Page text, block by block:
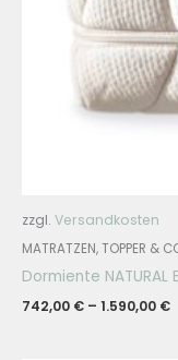
zzgl. Versandkosten
MATRATZEN, TOPPER &
Dormiente
742,00 € – 1.590,00 €